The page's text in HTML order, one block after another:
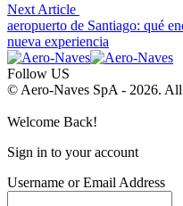
Next Article
aeropuerto de Santiago: qué
nueva experiencia
Follow US
© Aero-Naves SpA - 2026. All
Welcome Back!
Sign in to your account
Username or Email Address